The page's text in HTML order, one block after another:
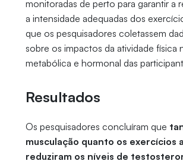
monitoradas de perto para garantir a
a intensidade adequadas dos
que os pesquisadores coletassem
sobre os impactos da atividade física
metabólica e hormonal das
Resultados
Os pesquisadores concluíram que
musculação quanto os exercícios
reduziram os níveis de